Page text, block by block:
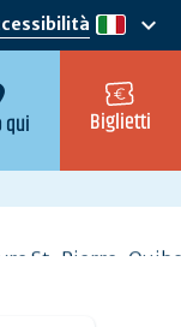
it
keyboard_arrow_down
qui Biglietti